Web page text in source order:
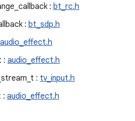
: bt_rc.h
: bt_sdp.h
audio_effect.h
: audio_effect.h
: tv_input.h
: audio_effect.h